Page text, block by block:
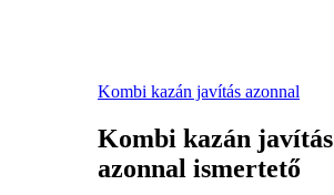
Kombi kazán javítás azonnal
Kombi kazán javítás
azonnal ismertető